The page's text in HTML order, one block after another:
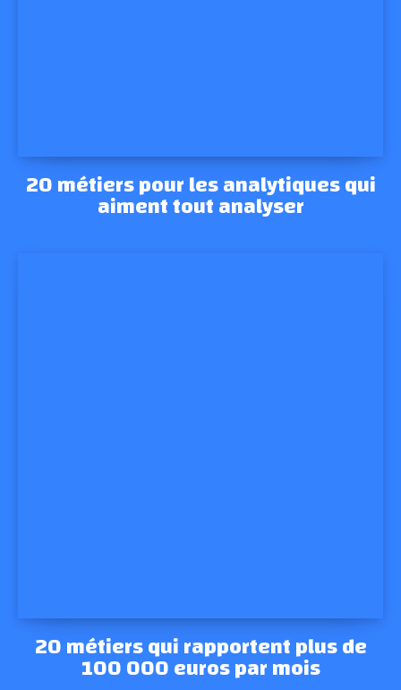
20 métiers pour les analytiques qui
aiment tout analyser
20 métiers qui rapportent plus de
100 000 euros par mois